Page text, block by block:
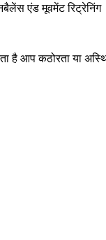
एंड मूवमेंट रिट्रेनिंग
है आप कठोरता या